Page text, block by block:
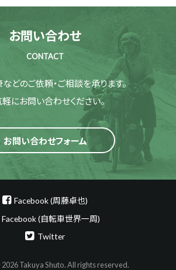
お問い合わせ
CONTACT
どのご依頼・ご相談を承ります。
軽にお問い合わせください。
お問い合わせフォーム
Facebook (周藤卓也)
Facebook (自転車世界一周)
Twitter
Takuya Shuto. All rights reserved.